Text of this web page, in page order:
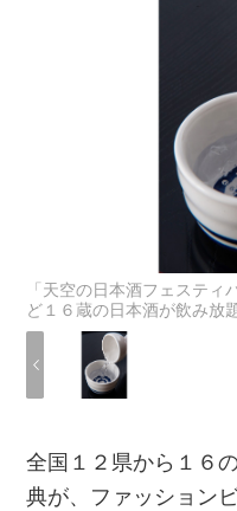
「天空の日本酒フェステ
ど１６蔵の日本酒が飲み放
全国１２県から１６
典が、ファッション